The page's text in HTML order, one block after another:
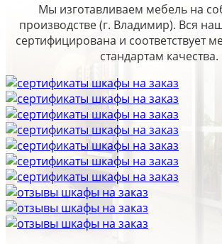
Мы изготавливаем мебель на
производстве (г. Владимир). Вся
сертифицирована и соответствует
стандартам качества.